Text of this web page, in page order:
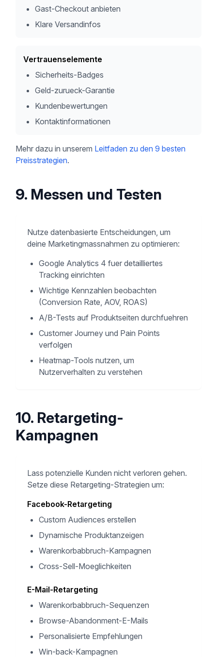
Gast-Checkout anbieten
Klare Versandinfos
Vertrauenselemente
Sicherheits-Badges
Geld-zurueck-Garantie
Kundenbewertungen
Kontaktinformationen
Mehr dazu in unserem Leitfaden zu den 9 besten
Preisstrategien.
9. Messen und Testen
Nutze datenbasierte Entscheidungen, um
deine Marketingmassnahmen zu optimieren:
Google Analytics 4 fuer detailliertes
Tracking einrichten
Wichtige Kennzahlen beobachten
(Conversion Rate, AOV, ROAS)
A/B-Tests auf Produktseiten durchfuehren
Customer Journey und Pain Points
verfolgen
Heatmap-Tools nutzen, um
Nutzerverhalten zu verstehen
10. Retargeting-
Kampagnen
Lass potenzielle Kunden nicht verloren gehen.
Setze diese Retargeting-Strategien um:
Facebook-Retargeting
Custom Audiences erstellen
Dynamische Produktanzeigen
Warenkorbabbruch-Kampagnen
Cross-Sell-Moeglichkeiten
E-Mail-Retargeting
Warenkorbabbruch-Sequenzen
Browse-Abandonment-E-Mails
Personalisierte Empfehlungen
Win-back-Kampagnen